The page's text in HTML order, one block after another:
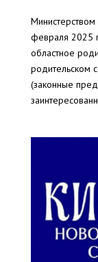
февраля 2025
областное
родительском
(законные